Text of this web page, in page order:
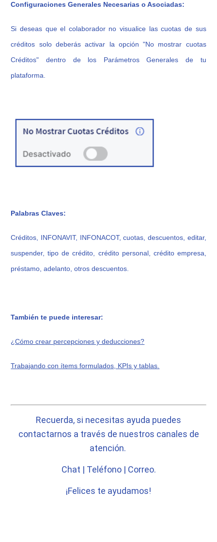
Configuraciones Generales Necesarias o Asociadas:
Si deseas que el colaborador no visualice las cuotas de sus
créditos solo deberás activar la opción "No mostrar cuotas
Créditos" dentro de los Parámetros Generales de tu
plataforma.
Palabras Claves:
Créditos, INFONAVIT, INFONACOT, cuotas, descuentos, editar,
suspender, tipo de crédito, crédito personal, crédito empresa,
préstamo, adelanto, otros descuentos.
También te puede interesar:
¿Cómo crear percepciones y deducciones?
Trabajando con ítems formulados, KPIs y tablas.
Recuerda, si necesitas ayuda puedes
contactarnos a través de nuestros canales de
atención.
Chat | Teléfono | Correo.
¡Felices te ayudamos!